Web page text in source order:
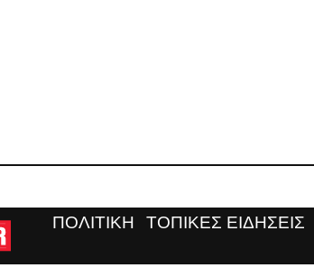
ΠΟΛΙΤΙΚΗ ΤΟΠΙΚΕΣ ΕΙΔΗΣΕΙΣ